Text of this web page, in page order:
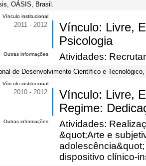
OÁSIS, Brasil.
Vínculo institucional
2011 - 2012
Vínculo: Livre,
Psicologia
Outras informações Atividades:
de Desenvolvimento Científico e
Vínculo institucional
2010 - 2012
Vínculo: Livre,
Regime:
Outras informações
Atividades:
&quot;Arte e
dispositivo clínico-